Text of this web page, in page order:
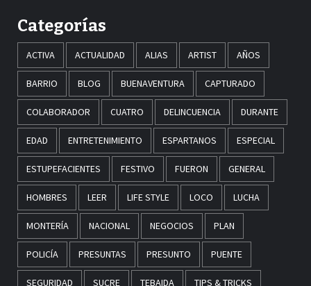
Categorías
ACTIVA ACTUALIDAD ALIAS ARTIST AÑOS
BARRIO BLOG BUENAVENTURA CAPTURADO
COLABORADOR CUATRO DELINCUENCIA DURANTE
EDAD ENTRETENIMIENTO ESPARTANOS ESPECIAL
ESTUPEFACIENTES FESTIVO FUERON GENERAL
HOMBRES LEER LIFE STYLE LOCO LUCHA
MONTERÍA NACIONAL NEGOCIOS PLAN
POLICÍA PRESUNTAS PRESUNTO PUENTE
SEGURIDAD SUCRE TEBAIDA TIPS & TRICKS